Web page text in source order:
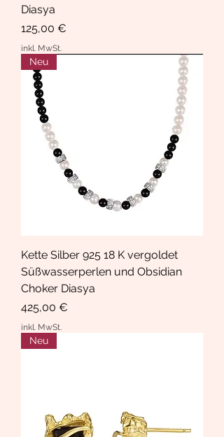
Diasya
Preis
125,00 €
inkl. MwSt.
Neu
Kette Silber 925 18 K vergoldet
Süßwasserperlen und Obsidian
Choker Diasya
Preis
425,00 €
inkl. MwSt.
Neu